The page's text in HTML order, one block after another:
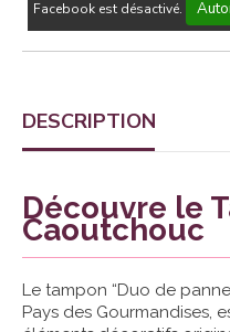
Facebook est désactivé.
DESCRIPTION
Découvre le
Caoutchouc
Le tampon “Duo de
Pays des Gourmandises,